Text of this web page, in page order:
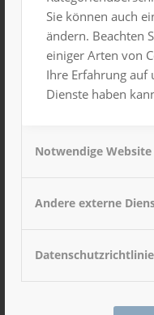
Sie können auch
ändern. Beachten
einiger Arten von
Ihre Erfahrung auf
Dienste haben
Notwendige
Andere externe
Datenschutzrichtlinie
Hervorgehoben
10. Mai 2024,